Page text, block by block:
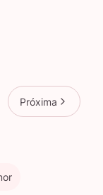
Próxima